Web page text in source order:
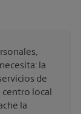
la
de
local
la